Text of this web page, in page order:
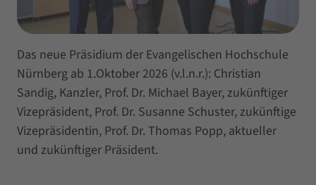
Das neue Präsidium der Evangelischen Hochschule
Nürnberg ab 1.Oktober 2026 (v.l.n.r.): Christian
Sandig, Kanzler, Prof. Dr. Michael Bayer, zukünftiger
Vizepräsident, Prof. Dr. Susanne Schuster, zukünftige
Vizepräsidentin, Prof. Dr. Thomas Popp, aktueller
und zukünftiger Präsident.